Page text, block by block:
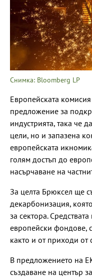
Снимка: Bloomberg LP
Европейската
предложение за
индустрията, така че
цели, но и запазена
европейската
голям достъп до
насърчаване на
За целта Брюксел ще
декарбонизация,
за сектора.
европейски фондове,
както и от приходи от
В предложението на
създаване на център